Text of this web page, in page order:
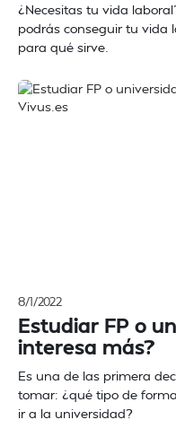
¿Necesitas tu vida
podrás conseguir tu vida
para qué sirve.
8/1/2022
Estudiar FP o
interesa más?
Es una de las primera
tomar: ¿qué tipo de
ir a la universidad?